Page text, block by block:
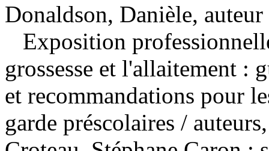
Donaldson, Danièle, auteur
Exposition
grossesse et l'allaitement :
et recommandations pour
garde préscolaires /